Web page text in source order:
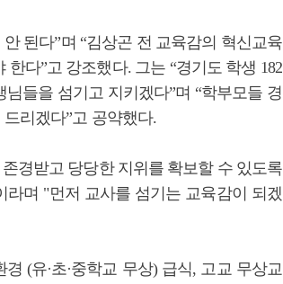
된다”며 “김상곤 전 교육감의 혁신교육
다”고 강조했다. 그는 “경기도 학생 182
들을 섬기고 지키겠다”며 “학부모들 경
리겠다”고 공약했다.
경받고 당당한 지위를 확보할 수 있도록
며 "먼저 교사를 섬기는 교육감이 되겠
(유·초·중학교 무상) 급식, 고교 무상교